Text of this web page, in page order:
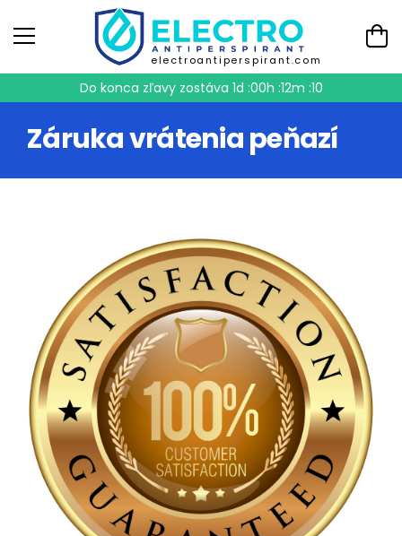
electroantiperspirant.com
Do konca zľavy zostáva 1d :00h :12m :09
Záruka vrátenia peňazí